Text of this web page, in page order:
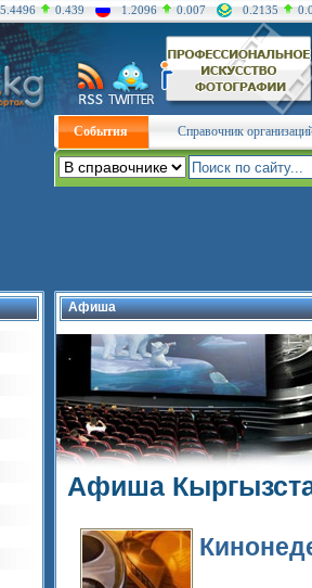
0.439 1.2096 0.007 0.2135
События Справочник
Афиша
Афиша